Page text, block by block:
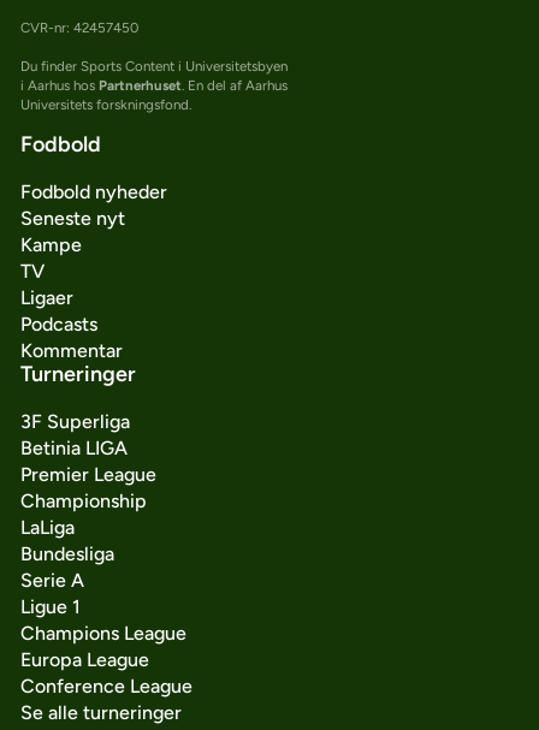
CVR-nr: 42457450
Du finder Sports Content i Universitetsbyen
i Aarhus hos Partnerhuset. En del af Aarhus
Universitets forskningsfond.
Fodbold
Fodbold nyheder
Seneste nyt
Kampe
TV
Ligaer
Podcasts
Kommentar
Turneringer
3F Superliga
Betinia LIGA
Premier League
Championship
LaLiga
Bundesliga
Serie A
Ligue 1
Champions League
Europa League
Conference League
Se alle turneringer